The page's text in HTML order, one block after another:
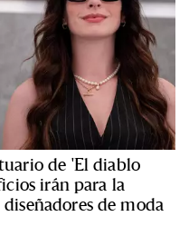
de 'El diablo
irán para la
de moda